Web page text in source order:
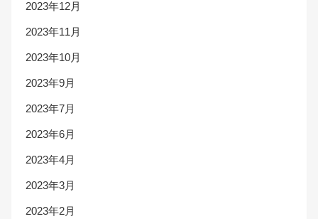
2023年12月
2023年11月
2023年10月
2023年9月
2023年7月
2023年6月
2023年4月
2023年3月
2023年2月